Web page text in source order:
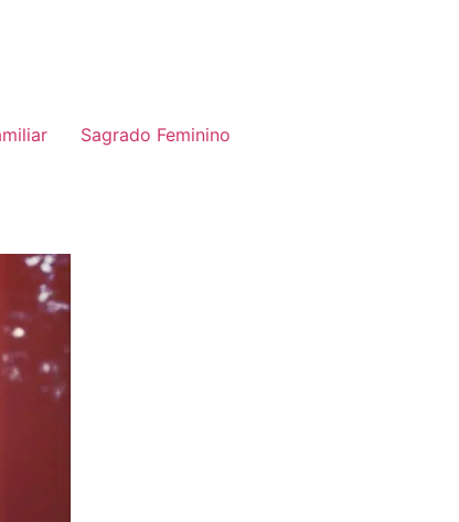
Sagrado Feminino